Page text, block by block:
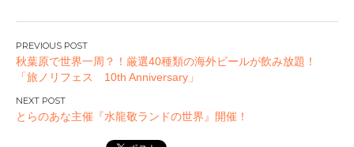
投
稿
ナ
ビ
ゲ
秋葉原で世界一周？！厳選40種類の海外ビールが飲み放題！
「旅ノリフェス 10th Anniversary」
とらのあな主催『水龍敬ランドの世界』開催！